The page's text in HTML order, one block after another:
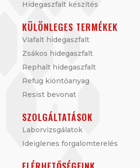
Hidegaszfalt készítés
KÜLÖNLEGES TERMÉKEK
Viafalt hidegaszfalt
Zsákos hidegaszfalt
Rephalt hidegaszfalt
Refug kiöntőanyag
Resist bevonat
SZOLGÁLTATÁSOK
Laborvizsgálatok
Ideiglenes forgalomterelés